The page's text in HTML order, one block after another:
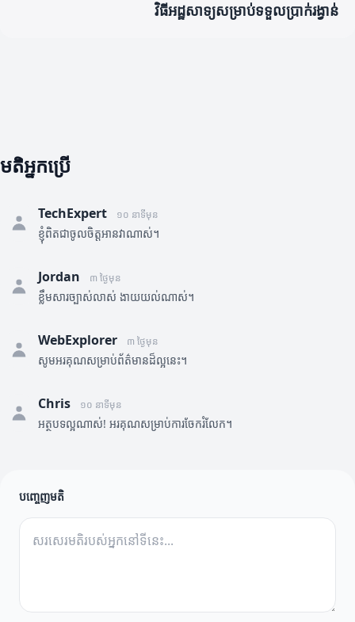
វិធីអដ្ឋសាទ្យសម្រាប់ទទួលប្រាក់រង្វាន់
មតិអ្នកប្រើ
TechExpert ១០ នាទីមុន
ខ្ញុំពិតជាចូលចិត្តអានវាណាស់។
Jordan ៣ ថ្ងៃមុន
ខ្លឹមសារច្បាស់លាស់ ងាយយល់ណាស់។
WebExplorer ៣ ថ្ងៃមុន
សូមអរគុណសម្រាប់ព័ត៌មានដ៏ល្អនេះ។
Chris ១០ នាទីមុន
អត្ថបទល្អណាស់! អរគុណសម្រាប់ការចែករំលែក។
បញ្ចេញមតិ